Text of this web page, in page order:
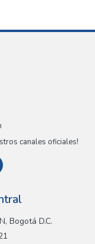
canales oficiales!
Bogotá D.C.